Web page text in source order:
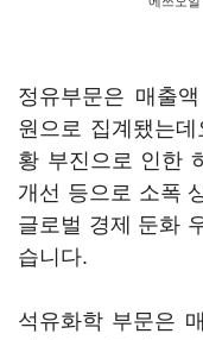
정유부문은 매출
원으로 집계됐는
황 부진으로 인한
개선 등으로 소폭
글로벌 경제 둔화
습니다.
석유화학 부문은